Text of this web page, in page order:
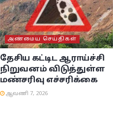
அண்மைய செய்திகள்
தேசிய கட்டிட ஆராய்ச்சி
நிறுவனம் விடுத்துள்ள
மண்சரிவு எச்சரிக்கை
ஆவணி 7, 2026